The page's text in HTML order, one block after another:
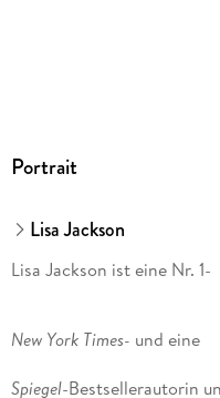
Portrait
Lisa Jackson
Lisa Jackson ist eine Nr. 1-
New York Times- und eine
Spiegel-Bestsellerautorin